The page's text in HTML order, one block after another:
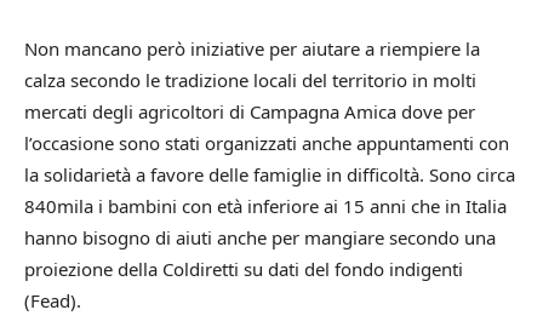
Non mancano però iniziative per aiutare a riempiere la
calza secondo le tradizione locali del territorio in molti
mercati degli agricoltori di Campagna Amica dove per
l’occasione sono stati organizzati anche appuntamenti con
la solidarietà a favore delle famiglie in difficoltà. Sono circa
840mila i bambini con età inferiore ai 15 anni che in Italia
hanno bisogno di aiuti anche per mangiare secondo una
proiezione della Coldiretti su dati del fondo indigenti
(Fead).